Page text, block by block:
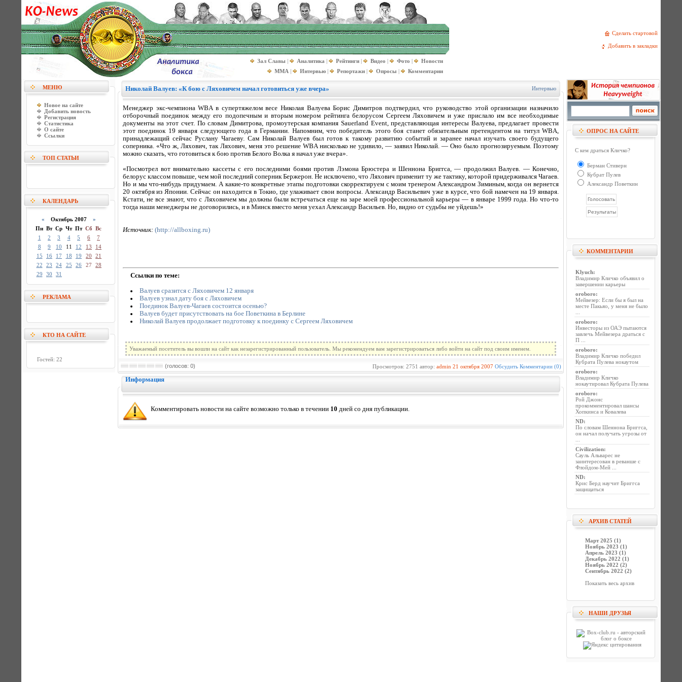
Сделать стартовой
Добавить в закладки
Зал Славы | Аналитика | Рейтинги | Видео | Фото |
Новости
MMA | Интервью | Репортажи | Опросы | Комментарии
МЕНЮ
Новое на сайте
Добавить новость
Регистрация
Статистика
О сайте
Ссылки
ТОП СТАТЬИ
КАЛЕНДАРЬ
« Октябрь 2007 »
Пн Вт Ср Чт Пт Сб Вс
1
2 3 4 5 6
7
8
9 10 11 12 13
14
15
16 17 18 19 20
21
22
23 24 25 26 27
28
29
30 31
РЕКЛАМА
КТО НА САЙТЕ
Гостей: 22
Николай Валуев: «К бою с Ляховичем начал готовиться уже вчера» Интервью
Менеджер экс-чемпиона WBA в супертяжелом весе Николая Валуева Борис Димитров подтвердил, что руководство этой организации назначило
отборочный поединок между его подопечным и вторым номером рейтинга белорусом Сергеем Ляховичем и уже прислало им все необходимые
документы на этот счет. По словам Димитрова, промоутерская компания Sauerland Event, представляющая интересы Валуева, предлагает провести
этот поединок 19 января следующего года в Германии. Напомним, что победитель этого боя станет обязательным претендентом на титул WBA,
принадлежащий сейчас Руслану Чагаеву. Сам Николай Валуев был готов к такому развитию событий и заранее начал изучать своего будущего
соперника. «Что ж, Ляхович, так Ляхович, меня это решение WBA нисколько не удивило, — заявил Николай. — Оно было прогнозируемым. Поэтому
можно сказать, что готовиться к бою против Белого Волка я начал уже вчера».
«Посмотрел вот внимательно кассеты с его последними боями против Лэмона Брюстера и Шеннона Бриггса, — продолжил Валуев. — Конечно,
белорус классом повыше, чем мой последний соперник Бержерон. Не исключено, что Ляхович применит ту же тактику, которой придерживался Чагаев.
Но и мы что-нибудь придумаем. А какие-то конкретные этапы подготовки скорректируем с моим тренером Александром Зиминым, когда он вернется
20 октября из Японии. Сейчас он находится в Токио, где улаживает свои вопросы. Александр Васильевич уже в курсе, что бой намечен на 19 января.
Кстати, не все знают, что с Ляховичем мы должны были встречаться еще на заре моей профессиональной карьеры — в январе 1999 года. Но что-то
тогда наши менеджеры не договорились, и в Минск вместо меня уехал Александр Васильев. Но, видно от судьбы не уйдешь!»
Источник: (http://allboxing.ru)
Ссылки по теме:
Валуев сразится с Ляховичем 12 января
Валуев узнал дату боя с Ляховичем
Поединок Валуев-Чагаев состоится осенью?
Валуев будет присутствовать на бое Поветкина в Берлине
Николай Валуев продолжает подготовку к поединку с Сергеем Ляховичем
Уважаемый посетитель вы вошли на сайт как незарегистрированный пользователь. Мы рекомендуем вам зарегистрироваться либо войти на сайт под своим именем.
(голосов: 0) Просмотров: 2751 автор: admin 21 октября 2007 Обсудить Комментарии (0)
Информация
Комментировать новости на сайте возможно только в течении 10 дней со дня публикации.
ОПРОС НА САЙТЕ
С кем драться Кличко?
Берман Стиверн
Кубрат Пулев
Александр Поветкин
КОММЕНТАРИИ
Klyuch:
Владимир Кличко объявил о
завершении карьеры
oroboro:
Мейвезер: Если бы я был на
месте Пакьяо, у меня не было
oroboro:
Инвесторы из ОАЭ пытаются
завлечь Мейвезера драться с
П ...
oroboro:
Владимир Кличко победил
Кубрата Пулева нокаутом
oroboro:
Владимир Кличко
нокаутировал Кубрата Пулева
oroboro:
Рой Джонс
прокомментировал шансы
Хопкинса и Ковалева
ND:
По словам Шеннона Бриггса,
он начал получать угрозы от
Civilization:
Сауль Альварес не
заинтересован в реванше с
Флойдом-Мей ...
ND:
Крис Берд научит Бриггса
защищаться
АРХИВ СТАТЕЙ
Март 2025 (1)
Ноябрь 2023 (1)
Апрель 2023 (1)
Декабрь 2022 (1)
Ноябрь 2022 (2)
Сентябрь 2022 (2)
Показать весь архив
НАШИ ДРУЗЬЯ